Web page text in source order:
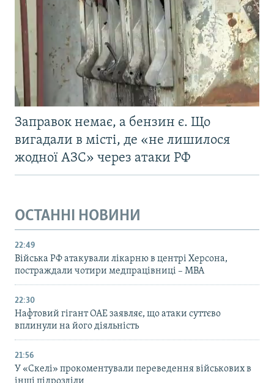
Заправок немає, а бензин є. Що
вигадали в місті, де «не лишилося
жодної АЗС» через атаки РФ
ОСТАННІ НОВИНИ
22:49
Війська РФ атакували лікарню в центрі Херсона,
постраждали чотири медпрацівниці – МВА
22:30
Нафтовий гігант ОАЕ заявляє, що атаки суттєво
вплинули на його діяльність
21:56
У «Скелі» прокоментували переведення військових в